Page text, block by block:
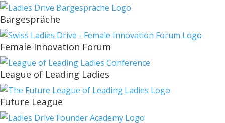
Bargespräche
Female Innovation Forum
League of Leading Ladies
Future League